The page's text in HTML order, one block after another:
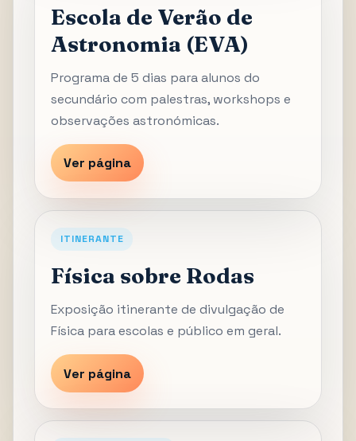
Escola de Verão de
Astronomia (EVA)
Programa de 5 dias para alunos do
secundário com palestras, workshops e
observações astronómicas.
Ver página
ITINERANTE
Física sobre Rodas
Exposição itinerante de divulgação de
Física para escolas e público em geral.
Ver página